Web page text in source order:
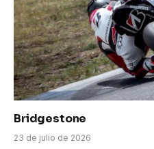
Bridgestone
23 de julio de 2026